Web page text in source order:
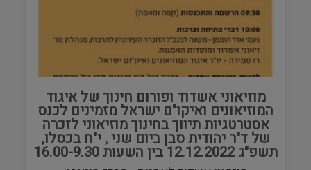
מוזיאוני אשדוד ופורום חינוך של איגוד
המוזיאונים ואיקו"ם ישראל מזמינים לכנס
אסטרטגיות תיווך בחינוך מוזיאוני לזכרה
של ד"ר יהודית סבן ביום שני , י"ח בכסלו,
תשפ"ג 12.12.2022 בין השעות 16.00-9.30